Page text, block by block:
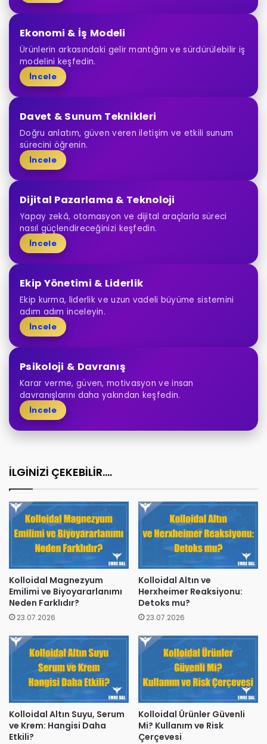
Ekonomi & İş Modeli
Ürünlerin arkasındaki gelir mantığını ve sürdürülebilir iş
modelini keşfedin.
İncele
Davet & Sunum Teknikleri
Doğru anlatım, güven veren iletişim ve etkili sunum
sürecini öğrenin.
İncele
Dijital Pazarlama & Teknoloji
Yapay zekâ, otomasyon ve dijital araçlarla süreci
nasıl güçlendireceğinizi keşfedin.
İncele
Ekip Yönetimi & Liderlik
Ekip kurma, liderlik ve uzun vadeli büyüme sistemini
adım adım inceleyin.
İncele
Psikoloji & Davranış
Karar verme, güven, motivasyon ve insan
davranışlarını daha yakından keşfedin.
İncele
İLGİNİZİ ÇEKEBİLİR....
Kolloidal Magnezyum
Emilimi ve Biyoyararlanımı
Neden Farklıdır?
23.07.2026
Kolloidal Altın ve
Herxheimer Reaksiyonu:
Detoks mu?
23.07.2026
Kolloidal Altın Suyu, Serum
ve Krem: Hangisi Daha
Etkili?
Kolloidal Ürünler Güvenli
Mi? Kullanım ve Risk
Çerçevesi